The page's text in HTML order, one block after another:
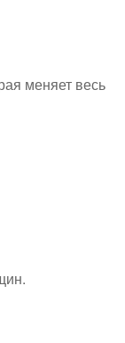
меняет весь